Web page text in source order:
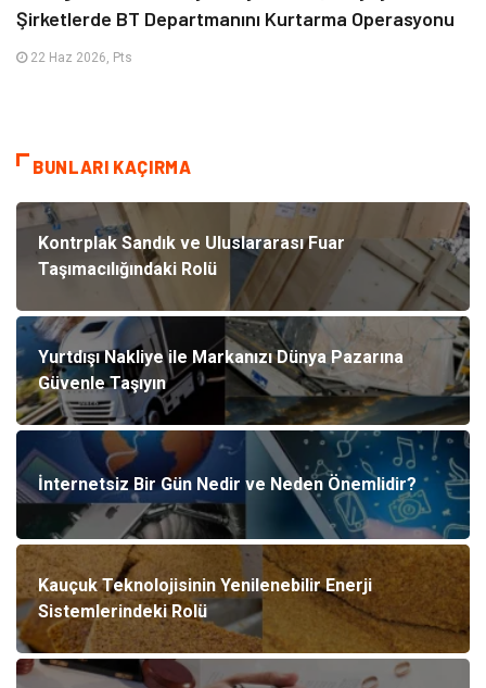
Şirketlerde BT Departmanını Kurtarma Operasyonu
22 Haz 2026, Pts
BUNLARI KAÇIRMA
Kontrplak Sandık ve Uluslararası Fuar
Taşımacılığındaki Rolü
Yurtdışı Nakliye ile Markanızı Dünya Pazarına
Güvenle Taşıyın
İnternetsiz Bir Gün Nedir ve Neden Önemlidir?
Kauçuk Teknolojisinin Yenilenebilir Enerji
Sistemlerindeki Rolü